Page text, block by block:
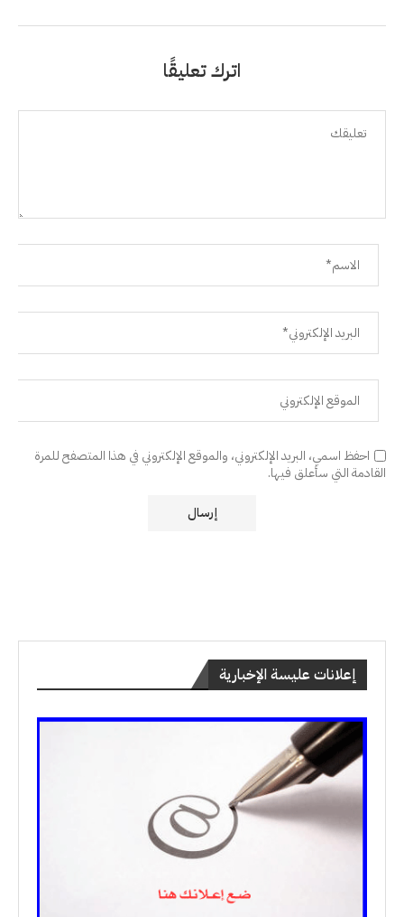
اترك تعليقًا
احفظ اسمي، البريد الإلكتروني، والموقع الإلكتروني في هذا المتصفح للمرة
القادمة التي سأعلق فيها.
إعلانات عليسة الإخبارية